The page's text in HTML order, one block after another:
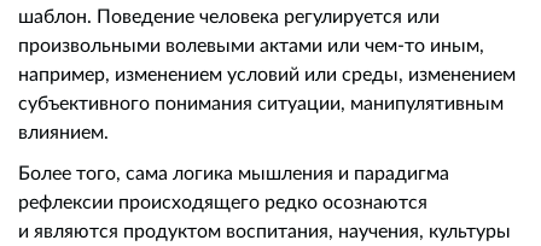
шаблон. Поведение человека регулируется или
произвольными волевыми актами или чем-то иным,
например, изменением условий или среды, изменением
субъективного понимания ситуации, манипулятивным
влиянием.
Более того, сама логика мышления и парадигма
рефлексии происходящего редко осознаются
и являются продуктом воспитания, научения, культуры